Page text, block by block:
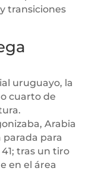
transiciones
uruguayo, la
cuarto de
Arabia
parada para
tras un tiro
en el área